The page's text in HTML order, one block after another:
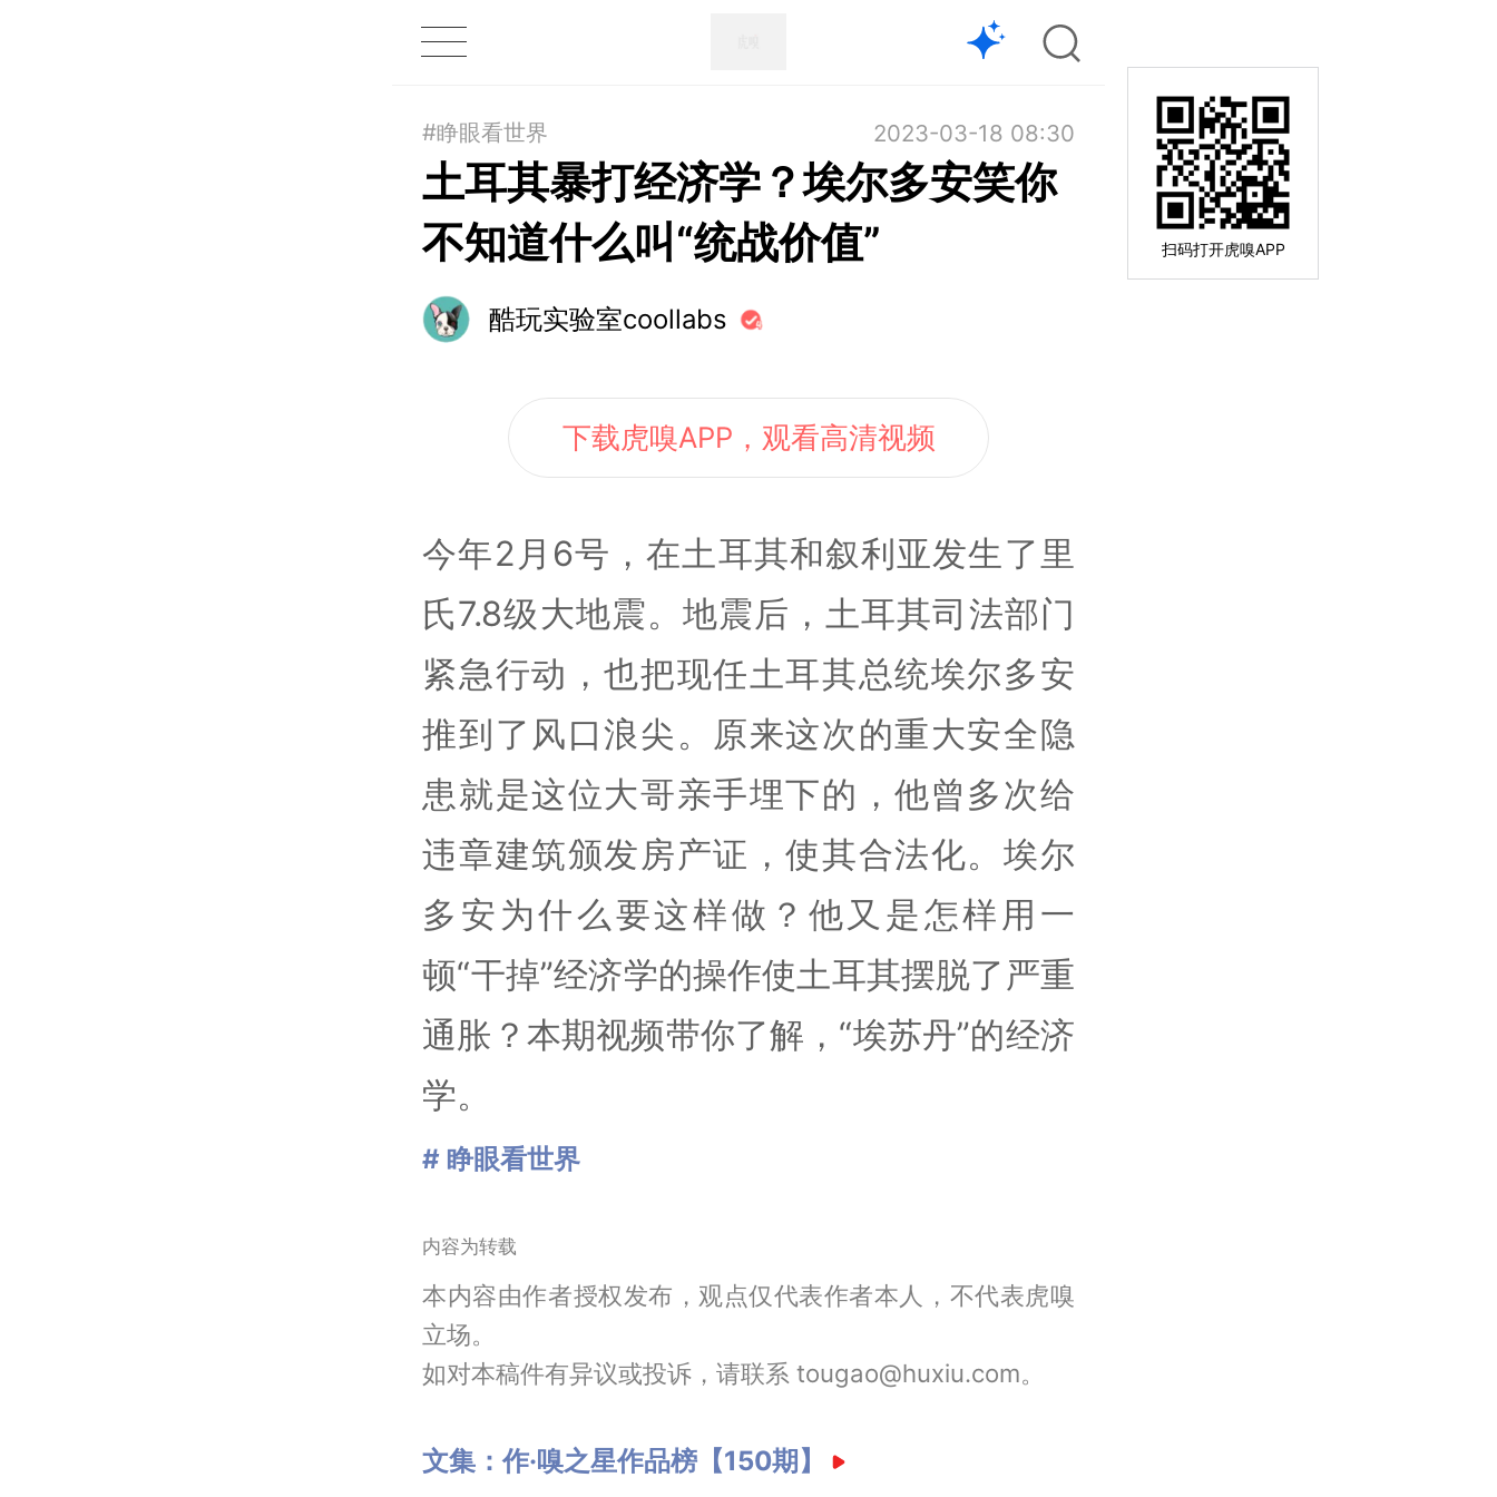
扫码打开虎嗅APP
#睁眼看世界 2023-03-18 08:30
土耳其暴打经济学？埃尔多安笑你
不知道什么叫“统战价值”
酷玩实验室coollabs
下载虎嗅APP，观看高清视频
今年2月6号，在土耳其和叙利亚发生了里
氏7.8级大地震。地震后，土耳其司法部门
紧急行动，也把现任土耳其总统埃尔多安
推到了风口浪尖。原来这次的重大安全隐
患就是这位大哥亲手埋下的，他曾多次给
违章建筑颁发房产证，使其合法化。埃尔
多安为什么要这样做？他又是怎样用一
顿“干掉”经济学的操作使土耳其摆脱了严重
通胀？本期视频带你了解，“埃苏丹”的经济
学。
# 睁眼看世界
内容为转载
本内容由作者授权发布，观点仅代表作者本人，不代表虎嗅
立场。
如对本稿件有异议或投诉，请联系 tougao@huxiu.com。
文集：作·嗅之星作品榜【150期】